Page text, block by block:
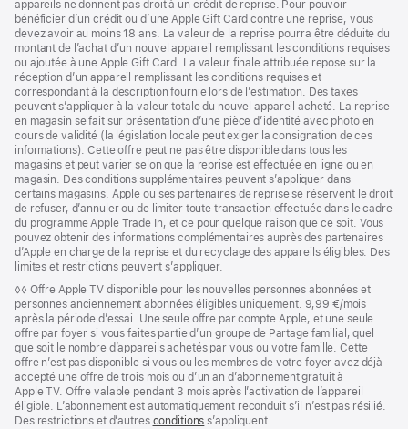
de
page
appareils ne donnent pas droit à un crédit de reprise. Pour pouvoir
bénéficier d’un crédit ou d’une Apple Gift Card contre une reprise, vous
devez avoir au moins 18 ans. La valeur de la reprise pourra être déduite du
montant de l’achat d’un nouvel appareil remplissant les conditions requises
ou ajoutée à une Apple Gift Card. La valeur finale attribuée repose sur la
réception d’un appareil remplissant les conditions requises et
correspondant à la description fournie lors de l’estimation. Des taxes
peuvent s’appliquer à la valeur totale du nouvel appareil acheté. La reprise
en magasin se fait sur présentation d’une pièce d’identité avec photo en
cours de validité (la législation locale peut exiger la consignation de ces
informations). Cette offre peut ne pas être disponible dans tous les
magasins et peut varier selon que la reprise est effectuée en ligne ou en
magasin. Des conditions supplémentaires peuvent s’appliquer dans
certains magasins. Apple ou ses partenaires de reprise se réservent le droit
de refuser, d’annuler ou de limiter toute transaction effectuée dans le cadre
du programme Apple Trade In, et ce pour quelque raison que ce soit. Vous
pouvez obtenir des informations complémentaires auprès des partenaires
d’Apple en charge de la reprise et du recyclage des appareils éligibles. Des
limites et restrictions peuvent s’appliquer.
Note
de
bas
de
page
◊◊ Offre Apple TV disponible pour les nouvelles personnes abonnées et
personnes anciennement abonnées éligibles uniquement. 9,99 €/mois
après la période d’essai. Une seule offre par compte Apple, et une seule
offre par foyer si vous faites partie d’un groupe de Partage familial, quel
que soit le nombre d’appareils achetés par vous ou votre famille. Cette
offre n’est pas disponible si vous ou les membres de votre foyer avez déjà
accepté une offre de trois mois ou d’un an d’abonnement gratuit à
Apple TV. Offre valable pendant 3 mois après l’activation de l’appareil
éligible. L’abonnement est automatiquement reconduit s’il n’est pas résilié.
Des restrictions et d’autres conditions s’appliquent.